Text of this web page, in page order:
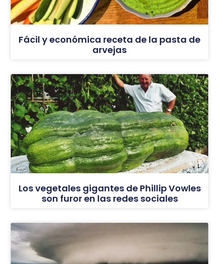
Fácil y económica receta de la pasta de
arvejas
Los vegetales gigantes de Phillip Vowles
son furor en las redes sociales